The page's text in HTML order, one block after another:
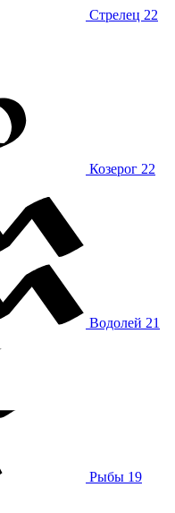
Стрелец 22
Козерог 22
Водолей 21
Рыбы 19